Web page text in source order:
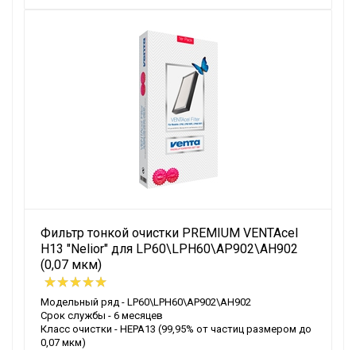
Фильтр тонкой очистки PREMIUM VENTAcel
H13 "Nelior" для LP60\LPH60\AP902\AH902
(0,07 мкм)
Модельный ряд - LP60\LPH60\AP902\AH902
Срок службы - 6 месяцев
Класс очистки - HEPA13 (99,95% от частиц размером до
0,07 мкм)